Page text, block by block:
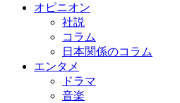
オピニオン
社説
コラム
日本関係のコラム
エンタメ
ドラマ
音楽